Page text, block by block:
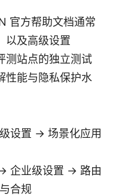
官方帮助文档通常
以及高级设置
测站点的独立测试
性能与隐私保护水
设置 → 场景化应用
企业级设置 → 路由
合规